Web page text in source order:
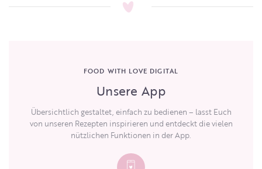
FOOD WITH LOVE DIGITAL
Unsere App
Übersichtlich gestaltet, einfach zu bedienen – lasst Euch
von unseren Rezepten inspirieren und entdeckt die vielen
nützlichen Funktionen in der App.